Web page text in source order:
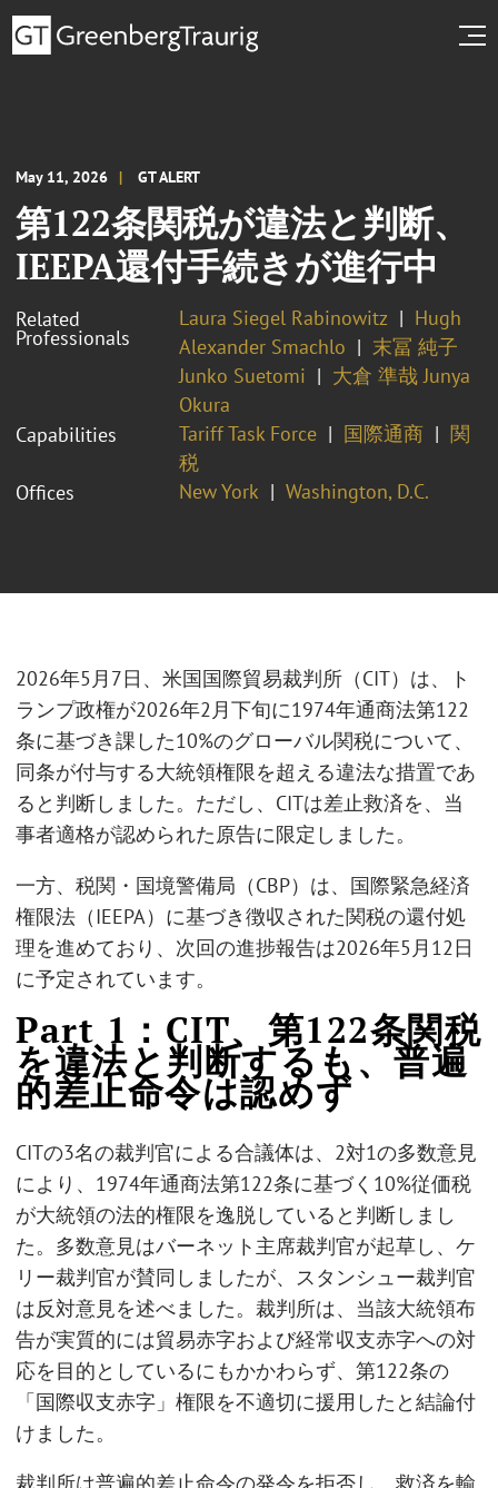
May 11, 2026 GT ALERT
第122条関税が違法と判断、
IEEPA還付手続きが進行中
Related
Professionals
Laura Siegel Rabinowitz
Hugh
Alexander Smachlo
末冨 純子
Junko Suetomi
大倉 準哉 Junya
Okura
Capabilities
Tariff Task Force 国際通商
関
税
Offices
New York Washington, D.C.
2026年5月7日、米国国際貿易裁判所（CIT）は、ト
ランプ政権が2026年2月下旬に1974年通商法第122
条に基づき課した10%のグローバル関税について、
同条が付与する大統領権限を超える違法な措置であ
ると判断しました。ただし、CITは差止救済を、当
事者適格が認められた原告に限定しました。
一方、税関・国境警備局（CBP）は、国際緊急経済
権限法（IEEPA）に基づき徴収された関税の還付処
理を進めており、次回の進捗報告は2026年5月12日
に予定されています。
Part 1：CIT、第122条関税
を違法と判断するも、普遍
的差止命令は認めず
CITの3名の裁判官による合議体は、2対1の多数意見
により、1974年通商法第122条に基づく10%従価税
が大統領の法的権限を逸脱していると判断しまし
た。多数意見はバーネット主席裁判官が起草し、ケ
リー裁判官が賛同しましたが、スタンシュー裁判官
は反対意見を述べました。裁判所は、当該大統領布
告が実質的には貿易赤字および経常収支赤字への対
応を目的としているにもかかわらず、第122条の
「国際収支赤字」権限を不適切に援用したと結論付
けました。